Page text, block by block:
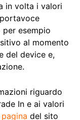
in volta i valori
per esempio
al momento
del device e,
riguardo
In e ai valori
pagina del sito